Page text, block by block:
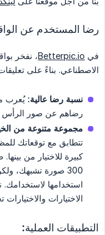
رضا المستخدم عن
في Betterpic.io، نفخر
الاصطناعي. بناءً على
نسبة رضا عالية:
رضاهم عن صور الرأس
مجموعة متنوعة من
تتطابق مع توقعاتك
استخدامها
الاختيارات
التطبيقات العملية: